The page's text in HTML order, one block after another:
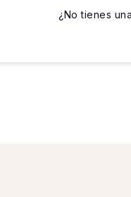
¿No tienes